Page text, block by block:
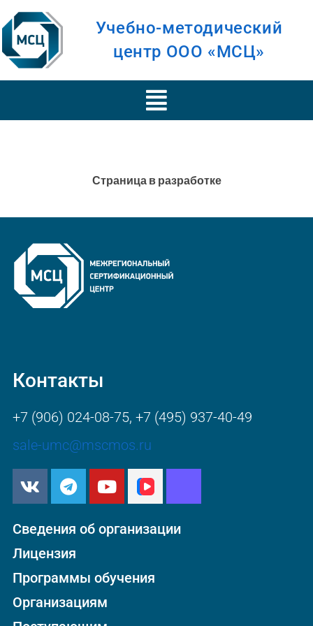
Учебно-методический
центр ООО «МСЦ»
Страница в разработке
Контакты
+7 (906) 024-08-75, +7 (495) 937-40-49
sale-umc@mscmos.ru
Сведения об организации
Лицензия
Программы обучения
Организациям